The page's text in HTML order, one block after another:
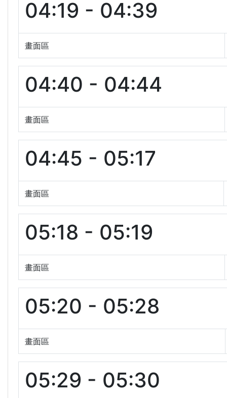
04:19 - 04:39
畫面區
04:40 - 04:44
畫面區
04:45 - 05:17
畫面區
05:18 - 05:19
畫面區
05:20 - 05:28
畫面區
05:29 - 05:30